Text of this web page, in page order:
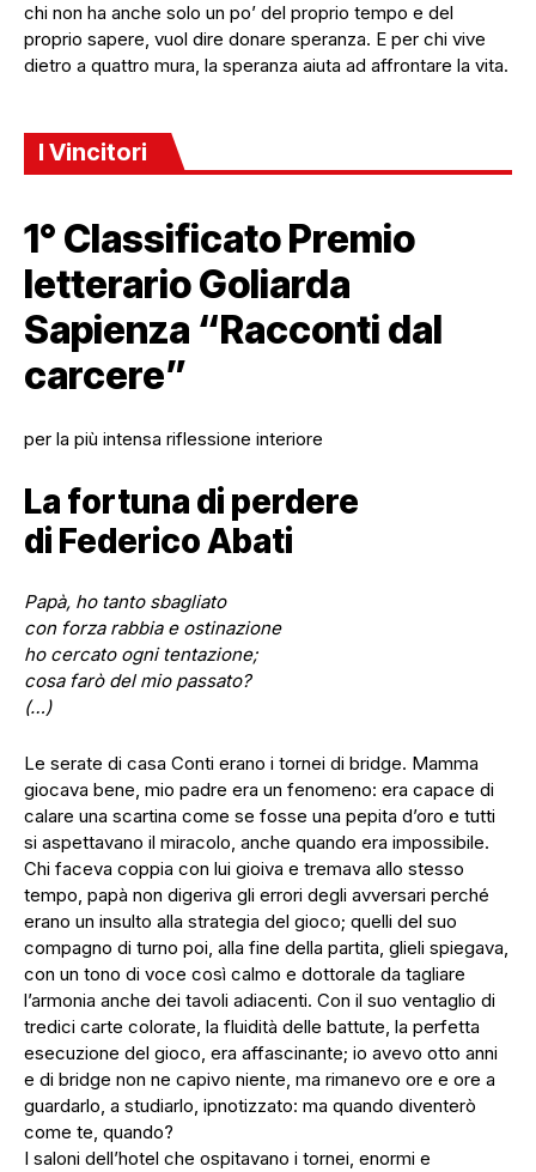
chi non ha anche solo un po’ del proprio tempo e del
proprio sapere, vuol dire donare speranza. E per chi vive
dietro a quattro mura, la speranza aiuta ad affrontare la vita.
I Vincitori
1° Classificato Premio
letterario Goliarda
Sapienza “Racconti dal
carcere”
per la più intensa riflessione interiore
La fortuna di perdere
di Federico Abati
Papà, ho tanto sbagliato
con forza rabbia e ostinazione
ho cercato ogni tentazione;
cosa farò del mio passato?
(…)
Le serate di casa Conti erano i tornei di bridge. Mamma
giocava bene, mio padre era un fenomeno: era capace di
calare una scartina come se fosse una pepita d’oro e tutti
si aspettavano il miracolo, anche quando era impossibile.
Chi faceva coppia con lui gioiva e tremava allo stesso
tempo, papà non digeriva gli errori degli avversari perché
erano un insulto alla strategia del gioco; quelli del suo
compagno di turno poi, alla fine della partita, glieli spiegava,
con un tono di voce così calmo e dottorale da tagliare
l’armonia anche dei tavoli adiacenti. Con il suo ventaglio di
tredici carte colorate, la fluidità delle battute, la perfetta
esecuzione del gioco, era affascinante; io avevo otto anni
e di bridge non ne capivo niente, ma rimanevo ore e ore a
guardarlo, a studiarlo, ipnotizzato: ma quando diventerò
come te, quando?
I saloni dell’hotel che ospitavano i tornei, enormi e